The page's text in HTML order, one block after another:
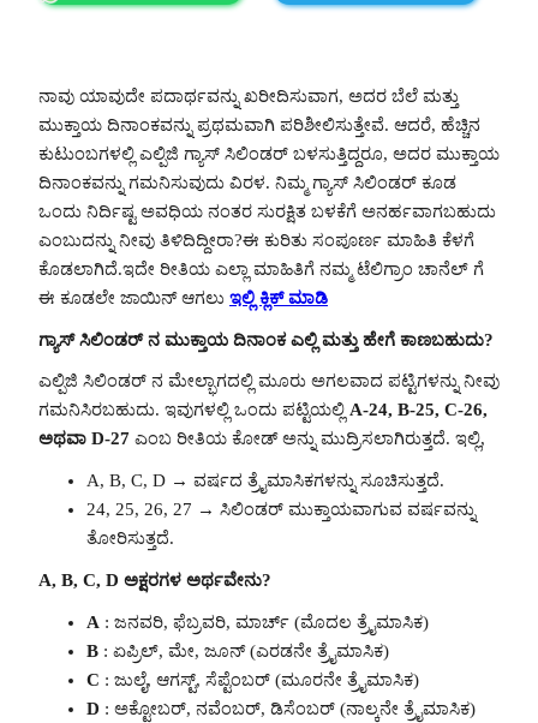
ನಾವು ಯಾವುದೇ ಪದಾರ್ಥವನ್ನು ಖರೀದಿಸುವಾಗ, ಅದರ ಬೆಲೆ ಮತ್ತು
ಮುಕ್ತಾಯ ದಿನಾಂಕವನ್ನು ಪ್ರಥಮವಾಗಿ ಪರಿಶೀಲಿಸುತ್ತೇವೆ. ಆದರೆ, ಹೆಚ್ಚಿನ
ಕುಟುಂಬಗಳಲ್ಲಿ ಎಲ್ಪಿಜಿ ಗ್ಯಾಸ್ ಸಿಲಿಂಡರ್ ಬಳಸುತ್ತಿದ್ದರೂ, ಅದರ ಮುಕ್ತಾಯ
ದಿನಾಂಕವನ್ನು ಗಮನಿಸುವುದು ವಿರಳ. ನಿಮ್ಮ ಗ್ಯಾಸ್ ಸಿಲಿಂಡರ್ ಕೂಡ
ಒಂದು ನಿರ್ದಿಷ್ಟ ಅವಧಿಯ ನಂತರ ಸುರಕ್ಷಿತ ಬಳಕೆಗೆ ಅನರ್ಹವಾಗಬಹುದು
ಎಂಬುದನ್ನು ನೀವು ತಿಳಿದಿದ್ದೀರಾ?ಈ ಕುರಿತು ಸಂಪೂರ್ಣ ಮಾಹಿತಿ ಕೆಳಗೆ
ಕೊಡಲಾಗಿದೆ.ಇದೇ ರೀತಿಯ ಎಲ್ಲಾ ಮಾಹಿತಿಗೆ ನಮ್ಮ ಟೆಲಿಗ್ರಾಂ ಚಾನೆಲ್ ಗೆ
ಈ ಕೂಡಲೇ ಜಾಯಿನ್ ಆಗಲು ಇಲ್ಲಿ ಕ್ಲಿಕ್ ಮಾಡಿ
ಗ್ಯಾಸ್ ಸಿಲಿಂಡರ್ ನ ಮುಕ್ತಾಯ ದಿನಾಂಕ ಎಲ್ಲಿ ಮತ್ತು ಹೇಗೆ ಕಾಣಬಹುದು?
ಎಲ್ಪಿಜಿ ಸಿಲಿಂಡರ್ ನ ಮೇಲ್ಭಾಗದಲ್ಲಿ ಮೂರು ಅಗಲವಾದ ಪಟ್ಟಿಗಳನ್ನು ನೀವು
ಗಮನಿಸಿರಬಹುದು. ಇವುಗಳಲ್ಲಿ ಒಂದು ಪಟ್ಟಿಯಲ್ಲಿ A-24, B-25, C-26,
ಅಥವಾ D-27 ಎಂಬ ರೀತಿಯ ಕೋಡ್ ಅನ್ನು ಮುದ್ರಿಸಲಾಗಿರುತ್ತದೆ. ಇಲ್ಲಿ,
A, B, C, D → ವರ್ಷದ ತ್ರೈಮಾಸಿಕಗಳನ್ನು ಸೂಚಿಸುತ್ತದೆ.
24, 25, 26, 27 → ಸಿಲಿಂಡರ್ ಮುಕ್ತಾಯವಾಗುವ ವರ್ಷವನ್ನು
ತೋರಿಸುತ್ತದೆ.
A, B, C, D ಅಕ್ಷರಗಳ ಅರ್ಥವೇನು?
A : ಜನವರಿ, ಫೆಬ್ರವರಿ, ಮಾರ್ಚ್ (ಮೊದಲ ತ್ರೈಮಾಸಿಕ)
B : ಏಪ್ರಿಲ್, ಮೇ, ಜೂನ್ (ಎರಡನೇ ತ್ರೈಮಾಸಿಕ)
C : ಜುಲೈ, ಆಗಸ್ಟ್, ಸೆಪ್ಟೆಂಬರ್ (ಮೂರನೇ ತ್ರೈಮಾಸಿಕ)
D : ಅಕ್ಟೋಬರ್, ನವೆಂಬರ್, ಡಿಸೆಂಬರ್ (ನಾಲ್ಕನೇ ತ್ರೈಮಾಸಿಕ)